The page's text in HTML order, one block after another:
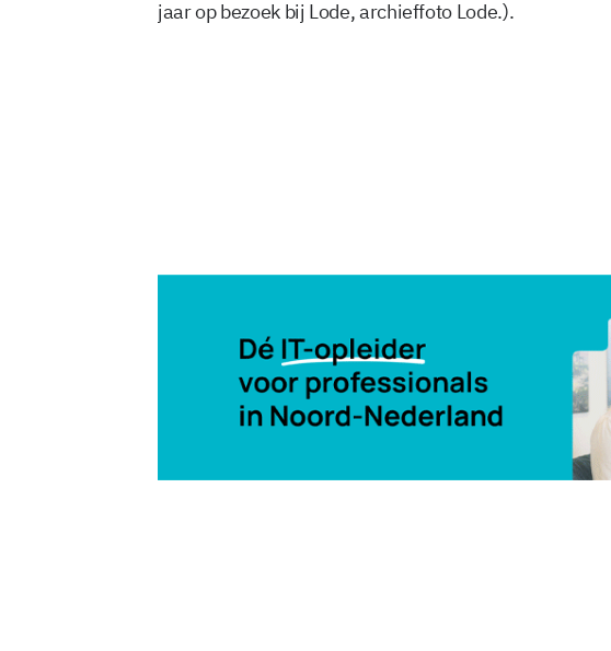
jaar op bezoek bij Lode, archieffoto Lode.).
30 okt 2014, 09:44